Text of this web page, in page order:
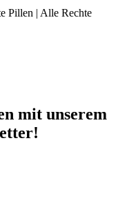
Pillen | Alle Rechte
mit unserem
!